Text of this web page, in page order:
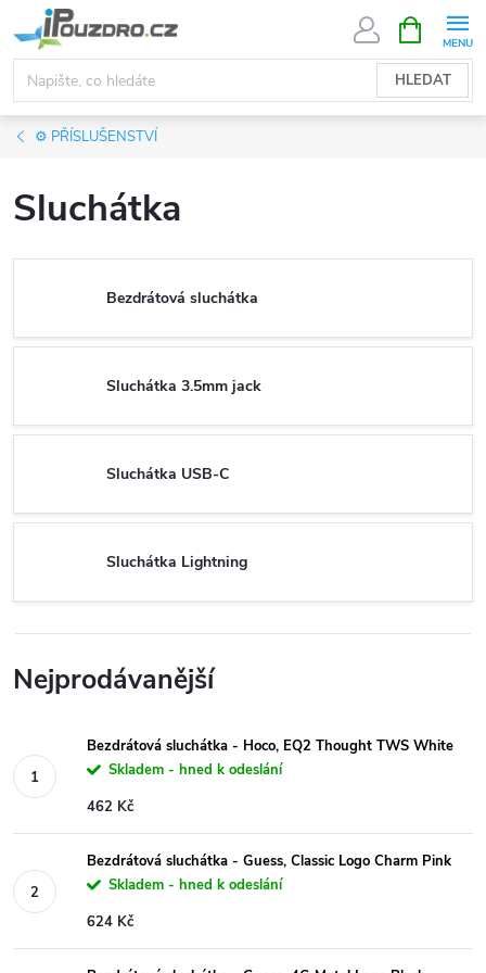
na
obsah
HLEDAT
NÁKUPNÍ
KOŠÍK
⚙️ PŘÍSLUŠENSTVÍ
Sluchátka
Bezdrátová sluchátka
Sluchátka 3.5mm jack
Sluchátka USB-C
Sluchátka Lightning
Nejprodávanější
Bezdrátová sluchátka - Hoco, EQ2 Thought TWS White
Skladem - hned k odeslání
462 Kč
Bezdrátová sluchátka - Guess, Classic Logo Charm Pink
Skladem - hned k odeslání
624 Kč